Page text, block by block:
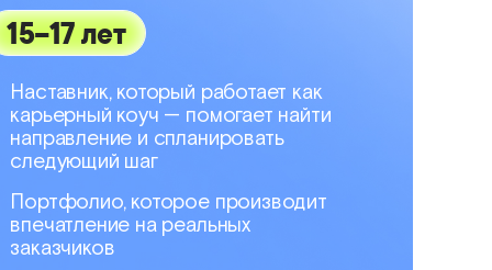
15–17 лет
Наставник, который работает как
карьерный коуч — помогает найти
направление и спланировать
следующий шаг
Портфолио, которое производит
впечатление на реальных
заказчиков